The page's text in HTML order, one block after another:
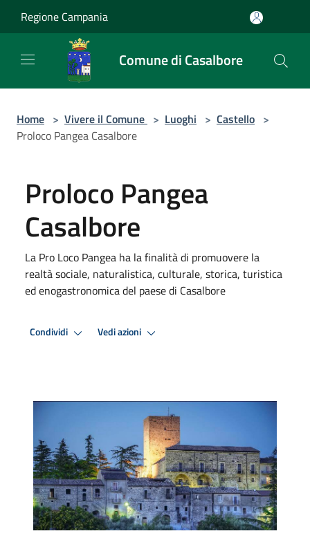
Regione Campania
Comune di Casalbore
Home > Vivere il Comune > Luoghi > Castello >
Proloco Pangea Casalbore
Proloco Pangea
Casalbore
La Pro Loco Pangea ha la finalità di promuovere la
realtà sociale, naturalistica, culturale, storica, turistica
ed enogastronomica del paese di Casalbore
Condividi Vedi azioni